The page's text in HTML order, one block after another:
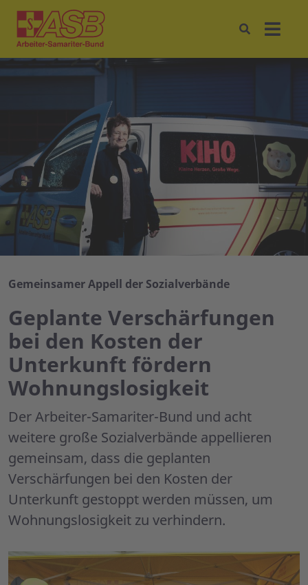
Gemeinsamer Appell der Sozialverbände
Geplante Verschärfungen
bei den Kosten der
Unterkunft fördern
Wohnungslosigkeit
Der Arbeiter-Samariter-Bund und acht
weitere große Sozialverbände appellieren
gemeinsam, dass die geplanten
Verschärfungen bei den Kosten der
Unterkunft gestoppt werden müssen, um
Wohnungslosigkeit zu verhindern.